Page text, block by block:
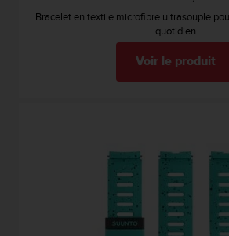
Bracelet en textile microfibre ultrasouple
quotidien
Voir le produit